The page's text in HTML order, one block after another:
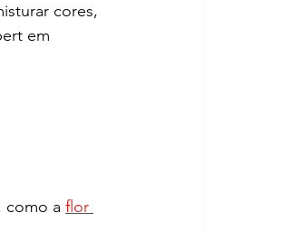
cores,
em
como a flor